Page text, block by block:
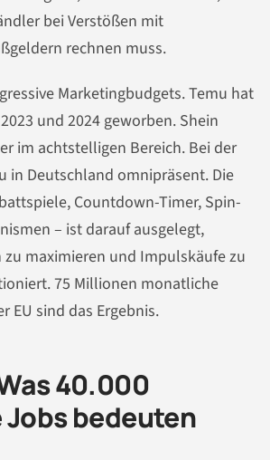
bei Verstößen mit
rechnen muss.
Marketingbudgets. Temu hat
und 2024 geworben. Shein
im achtstelligen Bereich. Bei der
in Deutschland omnipräsent. Die
Countdown-Timer, Spin-
– ist darauf ausgelegt,
zu maximieren und Impulskäufe zu
75 Millionen monatliche
EU sind das Ergebnis.
40.000
bedeuten